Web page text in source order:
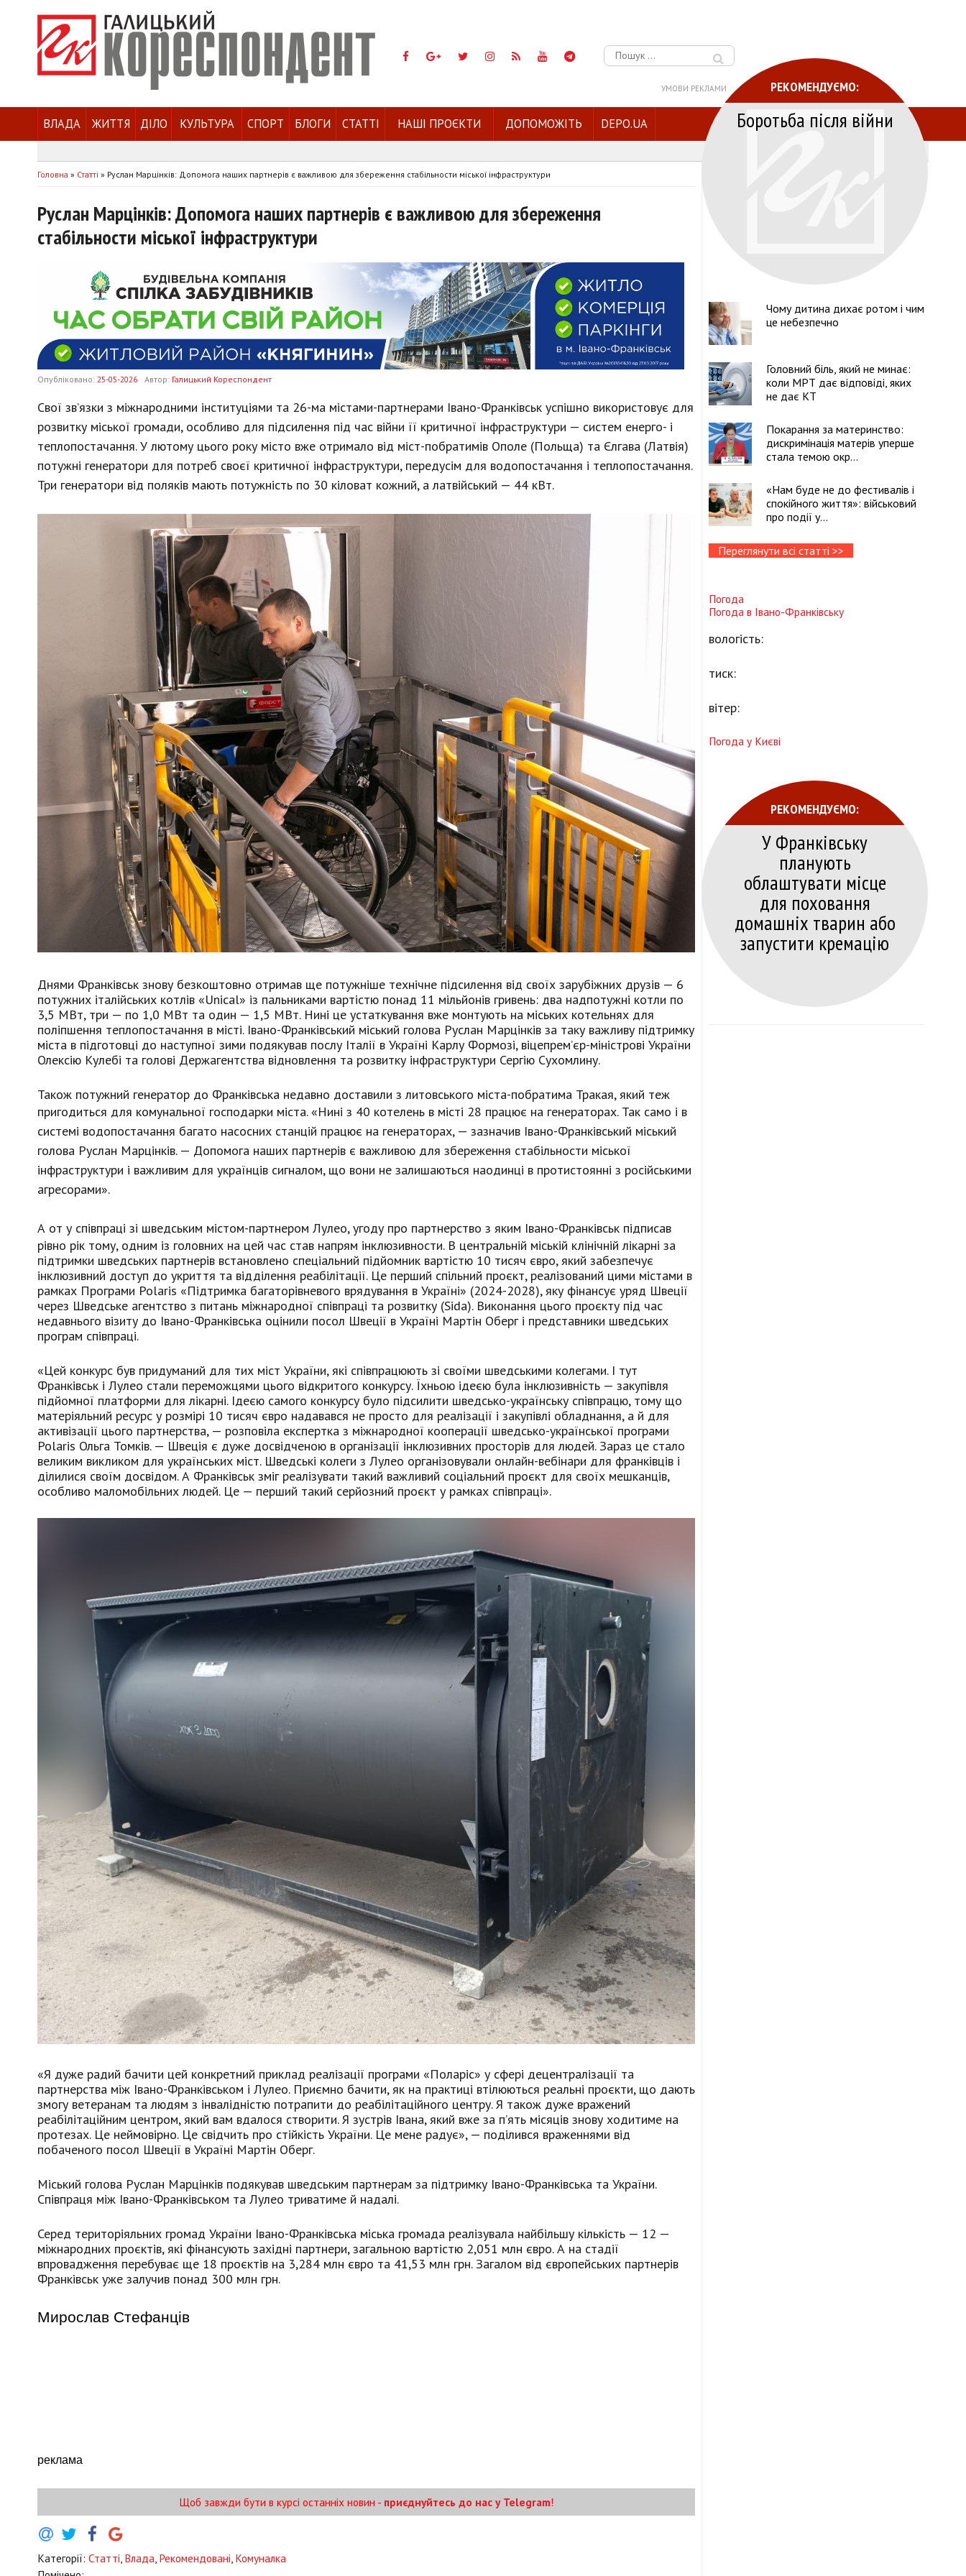
Пошук:
УМОВИ РЕКЛАМИ
ВЛАДА ЖИТТЯ ДІЛО КУЛЬТУРА СПОРТ БЛОГИ СТАТТІ НАШІ ПРОЄКТИ ДОПОМОЖІТЬ DEPO.UA
Головна » Статті » Руслан Марцінків: Допомога наших партнерів є важливою для збереження стабільности міської інфраструктури
Руслан Марцінків: Допомога наших партнерів є важливою для збереження
стабільности міської інфраструктури
Опубліковано: 25-05-2026 Автор: Галицький Кореспондент
Свої зв’язки з міжнародними інституціями та 26-ма містами-партнерами Івано-Франківськ успішно використовує для
розвитку міської громади, особливо для підсилення під час війни її критичної інфраструктури — систем енерго- і
теплопостачання.У лютому цього року місто вже отримало від міст-побратимів Ополе (Польща) та Єлгава (Латвія)
потужні генератори для потреб своєї критичної інфраструктури, передусім для водопостачання і теплопостачання.
Три генератори від поляків мають потужність по 30 кіловат кожний, а латвійський — 44 кВт.
Днями Франківськ знову безкоштовно отримав ще потужніше технічне підсилення від своїх зарубіжних друзів — 6
потужних італійських котлів «Unical» із пальниками вартістю понад 11 мільйонів гривень: два надпотужні котли по
3,5 МВт, три — по 1,0 МВт та один — 1,5 МВт. Нині це устаткування вже монтують на міських котельнях для
поліпшення теплопостачання в місті. Івано-Франківський міський голова Руслан Марцінків за таку важливу підтримку
міста в підготовці до наступної зими подякував послу Італії в Україні Карлу Формозі, віцепрем’єр-міністрові України
Олексію Кулебі та голові Держагентства відновлення та розвитку інфраструктури Сергію Сухомлину.
Також потужний генератор до Франківська недавно доставили з литовського міста-побратима Тракая, який теж
пригодиться для комунальної господарки міста.«Нині з 40 котелень в місті 28 працює на генераторах. Так само і в
системі водопостачання багато насосних станцій працює на генераторах, — зазначив Івано-Франківський міський
голова Руслан Марцінків. — Допомога наших партнерів є важливою для збереження стабільности міської
інфраструктури і важливим для українців сигналом, що вони не залишаються наодинці в протистоянні з російськими
агресорами».
А от у співпраці зі шведським містом-партнером Лулео, угоду про партнерство з яким Івано-Франківськ підписав
рівно рік тому, одним із головних на цей час став напрям інклюзивности. В центральній міській клінічній лікарні за
підтримки шведських партнерів встановлено спеціальний підйомник вартістю 10 тисяч євро, який забезпечує
інклюзивний доступ до укриття та відділення реабілітації. Це перший спільний проєкт, реалізований цими містами в
рамках Програми Polaris «Підтримка багаторівневого врядування в Україні» (2024-2028), яку фінансує уряд Швеції
через Шведське агентство з питань міжнародної співпраці та розвитку (Sida). Виконання цього проєкту під час
недавнього візиту до Івано-Франківська оцінили посол Швеції в Україні Мартін Оберг і представники шведських
програм співпраці.
«Цей конкурс був придуманий для тих міст України, які співпрацюють зі своїми шведськими колегами. І тут
Франківськ і Лулео стали переможцями цього відкритого конкурсу. Їхньою ідеєю була інклюзивність — закупівля
підйомної платформи для лікарні. Ідеєю самого конкурсу було підсилити шведсько-українську співпрацю, тому що
матеріяльний ресурс у розмірі 10 тисяч євро надавався не просто для реалізації і закупівлі обладнання, а й для
активізації цього партнерства, — розповіла експертка з міжнародної кооперації шведсько-української програми
Polaris Ольга Томків. — Швеція є дуже досвідченою в організації інклюзивних просторів для людей. Зараз це стало
великим викликом для українських міст. Шведські колеги з Лулео організовували онлайн-вебінари для франківців і
ділилися своїм досвідом. А Франківськ зміг реалізувати такий важливий соціальний проєкт для своїх мешканців,
особливо маломобільних людей. Це — перший такий серйозний проєкт у рамках співпраці».
«Я дуже радий бачити цей конкретний приклад реалізації програми «Поларіс» у сфері децентралізації та
партнерства між Івано-Франківськом і Лулео. Приємно бачити, як на практиці втілюються реальні проєкти, що дають
змогу ветеранам та людям з інвалідністю потрапити до реабілітаційного центру. Я також дуже вражений
реабілітаційним центром, який вам вдалося створити. Я зустрів Івана, який вже за п’ять місяців знову ходитиме на
протезах. Це неймовірно. Це свідчить про стійкість України. Це мене радує», — поділився враженнями від
побаченого посол Швеції в Україні Мартін Оберг.
Міський голова Руслан Марцінків подякував шведським партнерам за підтримку Івано-Франківська та України.
Співпраця між Івано-Франківськом та Лулео триватиме й надалі.
Серед територіяльних громад України Івано-Франківська міська громада реалізувала найбільшу кількість — 12 —
міжнародних проєктів, які фінансують західні партнери, загальною вартістю 2,051 млн євро. А на стадії
впровадження перебуває ще 18 проєктів на 3,284 млн євро та 41,53 млн грн. Загалом від європейських партнерів
Франківськ уже залучив понад 300 млн грн.
Мирослав Стефанців
реклама
Щоб завжди бути в курсі останніх новин - приєднуйтесь до нас у Telegram!
Категорії: Статті, Влада, Рекомендовані, Комуналка
РЕКОМЕНДУЄМО:
Боротьба після війни
Чому дитина дихає ротом і чим
це небезпечно
Головний біль, який не минає:
коли МРТ дає відповіді, яких
не дає КТ
Покарання за материнство:
дискримінація матерів уперше
стала темою окр...
«Нам буде не до фестивалів і
спокійного життя»: військовий
про події у...
Переглянути всі статті >>
Погода
Погода в Івано-Франківську
вологість:
тиск:
вітер:
Погода у Києві
РЕКОМЕНДУЄМО:
У Франківську
планують
облаштувати місце
для поховання
домашніх тварин або
запустити кремацію